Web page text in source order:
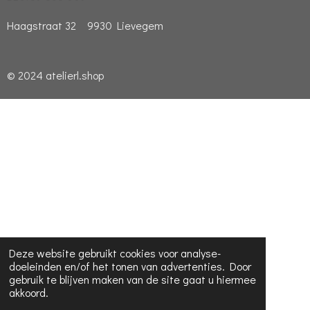
Deze website gebruikt cookies voor analyse-
doeleinden en/of het tonen van advertenties. Door
gebruik te blijven maken van de site gaat u hiermee
akkoord.
Haagstraat 32 9930 Lievegem
© 2024 atelierl.shop